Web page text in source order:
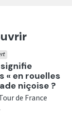
« en rouelles
niçoise ?
de France